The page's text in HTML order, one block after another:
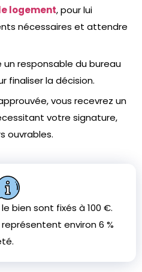
logement, pour lui
nécessaires et attendre
responsable du bureau
finaliser la décision.
vous recevrez un
votre signature,
ouvrables.
bien sont fixés à 100 €.
environ 6 %